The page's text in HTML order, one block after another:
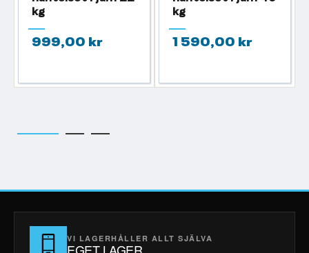
kg
999,00 kr
kg
1 590,00 kr
VI LAGERHÅLLER ALLT SJÄLVA